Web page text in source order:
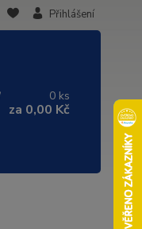
Přihlášení
0 ks
za 0,00 Kč